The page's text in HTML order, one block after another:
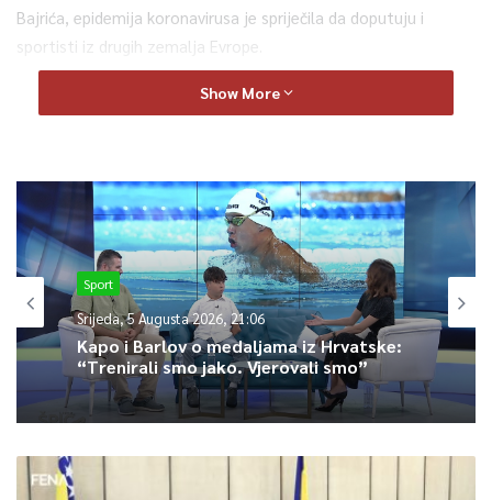
Bajrića, epidemija koronavirusa je spriječila da doputuju i
sportisti iz drugih zemalja Evrope.
Bajrić je kazao i da se ova manifestacija održava već šestu
Sarajevo, Bosnu i Hercegovinu, sport i zdravlje.
Organizatori su preduzeli neophodne mjere zaštite od
koronavirusa te je skokove pratio iz blizine ograničen broj
gledalaca u ograđenom prostoru dovoljno širokom za
neophodnu međusobnu fizičku distancu. Maske i dezinfekciona
sredstava su bili sastavni dio zaštitnih mjera.
Među takmičarima i u žiriju su bili ugledni predstavnici ovog
Mostaru.
Show More
Sport
Srijeda, 5 Augusta 2026, 21:06
Kapo i Barlov o medaljama iz Hrvatske:
“Trenirali smo jako. Vjerovali smo”